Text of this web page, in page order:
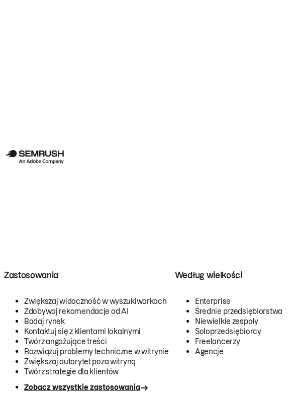
Zastosowania
Zwiększaj widoczność w wyszukiwarkach
Zdobywaj rekomendacje od AI
Badaj rynek
Kontaktuj się z klientami lokalnymi
Twórz angażujące treści
Rozwiązuj problemy techniczne w witrynie
Zwiększaj autorytet poza witryną
Twórz strategie dla klientów
Zobacz wszystkie zastosowania
Według wielkości
Enterprise
Średnie przedsiębiorstwa
Niewielkie zespoły
Soloprzedsiębiorcy
Freelancerzy
Agencje